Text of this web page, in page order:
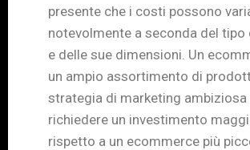
presente che i costi possono
notevolmente a seconda del tipo
e delle sue dimensioni. Un
un ampio assortimento di
strategia di marketing ambiziosa
richiedere un investimento
rispetto a un ecommerce più